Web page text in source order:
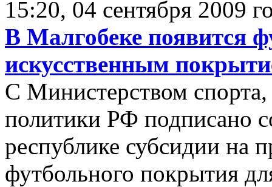
15:20, 04 сентября 2009
В Малгобеке появится
искусственным
С Министерством
политики РФ подписано
республике субсидии на
футбольного покрытия